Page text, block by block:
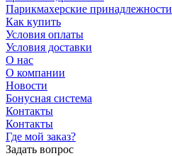
Парикмахерские принадлежности
Как купить
Условия оплаты
Условия доставки
О нас
О компании
Новости
Бонусная система
Контакты
Контакты
Где мой заказ?
Задать вопрос